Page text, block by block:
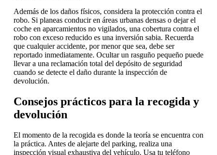
Además de los daños físicos, considera la protección contra el
robo. Si planeas conducir en áreas urbanas densas o dejar el
coche en aparcamientos no vigilados, una cobertura contra el
robo con exceso reducido es una inversión sabia. Recuerda
que cualquier accidente, por menor que sea, debe ser
reportado inmediatamente. Ocultar un rasguño pequeño puede
llevar a una reclamación total del depósito de seguridad
cuando se detecte el daño durante la inspección de
devolución.
Consejos prácticos para la recogida y
devolución
El momento de la recogida es donde la teoría se encuentra con
la práctica. Antes de alejarte del parking, realiza una
inspección visual exhaustiva del vehículo. Usa tu teléfono